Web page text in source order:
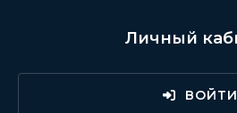
Личный
ВОЙТИ